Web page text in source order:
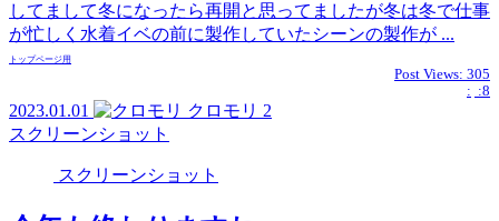
してまして冬になったら再開と思ってましたが冬は冬で仕事
が忙しく水着イベの前に製作していたシーンの製作が ...
トップページ用
Post Views: 305
: :8
2023.01.01 クロモリ 2
スクリーンショット
スクリーンショット